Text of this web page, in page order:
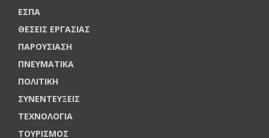
ΕΣΠΑ
ΘΕΣΕΙΣ ΕΡΓΑΣΙΑΣ
ΠΑΡΟΥΣΙΑΣΗ
ΠΝΕΥΜΑΤΙΚΑ
ΠΟΛΙΤΙΚΗ
ΣΥΝΕΝΤΕΥΞΕΙΣ
ΤΕΧΝΟΛΟΓΙΑ
ΤΟΥΡΙΣΜΟΣ